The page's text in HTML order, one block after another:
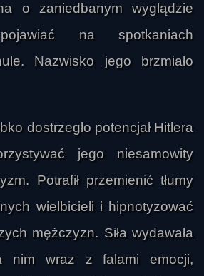
o zaniedbanym wyglądzie
na spotkaniach
Nazwisko jego brzmiało
dostrzegło potencjał Hitlera
jego niesamowity
Potrafił przemienić tłumy
wielbicieli i hipnotyzować
mężczyzn. Siła wydawała
nim wraz z falami emocji,